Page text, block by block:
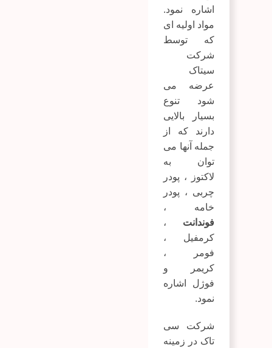
اشاره نمود.
مواد اولیه ای
که توسط
شرکت
سیتاک
عرضه می
شود تنوع
بسیار بالایی
دارند که از
جمله آنها می
توان به
لاکتوز
، پودر
چربی ، پودر
خامه ،
فوندانت ،
کرمفیل ،
فومر
،
کریمر و
فوژل اشاره
نمود.
شرکت سی
تاک در زمینه